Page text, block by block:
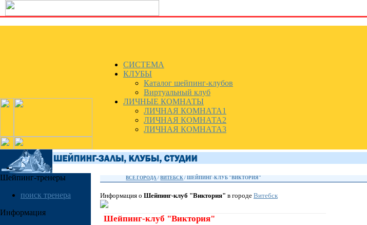
СИСТЕМА
КЛУБЫ
Каталог шейпинг-клубов
Виртуальный клуб
ЛИЧНЫЕ КОМНАТЫ
ЛИЧНАЯ КОМНАТА1
ЛИЧНАЯ КОМНАТА2
ЛИЧНАЯ КОМНАТА3
Шейпинг-тренеры
поиск тренера
Информация
ВСЕ ГОРОДА /ВИТЕБСК / ШЕЙПИНГ-КЛУБ "ВИКТОРИЯ"
Информация о Шейпинг-клуб "Виктория" в городе Витебск
Шейпинг-клуб "Виктория"